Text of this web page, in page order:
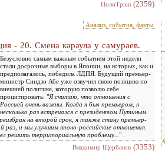
ПолиТрэш (2359)
Анализ, события, факты
- 20. Смена караула у самураев.
Безусловно самым важным событием этой недели
стали досрочные выборы в Японии, на которых, как и
предполагалось, победила ЛДПЯ. Будущий премьер-
министр Синдзо Абе уже озвучил свою позицию по
внешней политике, которую позволю себе
процитировать: "Я считаю, что отношения с
Россией очень важны. Когда я был премьером, я
несколько раз встречался с президентом Путиным.
на второй срок, я также стану премьер-
раз, и мы улучшим японо-российские отношения.
решить территориальную проблему... " .
Владимир Щербаков (3353)